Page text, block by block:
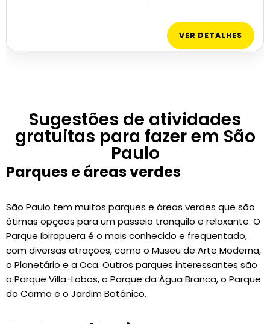
VER DETALHES
Sugestões de atividades
gratuitas para fazer em São
Paulo
Parques e áreas verdes
São Paulo tem muitos parques e áreas verdes que são
ótimas opções para um passeio tranquilo e relaxante. O
Parque Ibirapuera é o mais conhecido e frequentado,
com diversas atrações, como o Museu de Arte Moderna,
o Planetário e a Oca. Outros parques interessantes são
o Parque Villa-Lobos, o Parque da Água Branca, o Parque
do Carmo e o Jardim Botânico.